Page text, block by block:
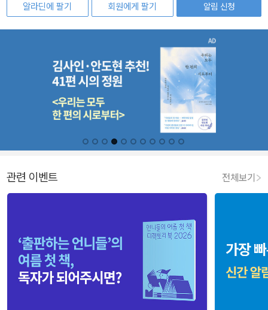
알라딘에 팔기 회원에게 팔기 알림 신청
관련 이벤트 전체보기